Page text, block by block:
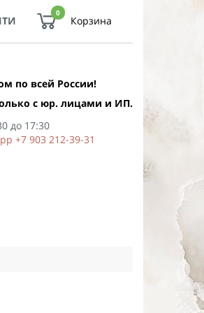
0
Корзина
по всей России!
с юр. лицами и ИП.
до 17:30
+7 903 212-39-31